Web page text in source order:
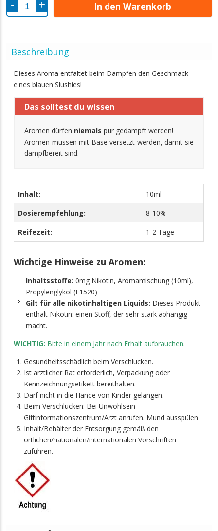
In den Warenkorb
Beschreibung
Dieses Aroma entfaltet beim Dampfen den Geschmack
eines blauen Slushies!
Das solltest du wissen
Aromen dürfen niemals pur gedampft werden!
Aromen müssen mit Base versetzt werden, damit sie
dampfbereit sind.
Inhalt: 10ml
Dosierempfehlung: 8-10%
Reifezeit: 1-2 Tage
Wichtige Hinweise zu Aromen:
Inhaltsstoffe:0mg Nikotin, Aromamischung (10ml),
Propylenglykol (E1520)
Gilt für alle nikotinhaltigen Liquids: Dieses Produkt
enthält Nikotin: einen Stoff, der sehr stark abhängig
macht.
WICHTIG: Bitte in einem Jahr nach Erhalt aufbrauchen.
Gesundheitsschädlich beim Verschlucken.
Ist ärztlicher Rat erforderlich, Verpackung oder
Kennzeichnungsetikett bereithalten.
Darf nicht in die Hände von Kinder gelangen.
Beim Verschlucken: Bei Unwohlsein
Giftinformationszentrum/Arzt anrufen. Mund ausspülen
Inhalt/Behälter der Entsorgung gemäß den
örtlichen/nationalen/internationalen Vorschriften
zuführen.